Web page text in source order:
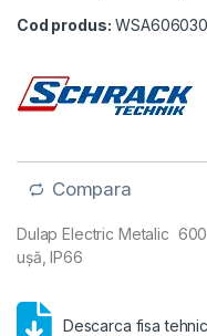
Cod produs:
Compara
Dulap Electric Metalic
ușă, IP66
Descarca fisa